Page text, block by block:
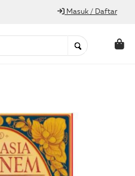
Masuk / Daftar